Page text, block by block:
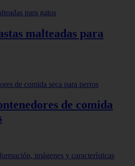
malteadas para
de comida